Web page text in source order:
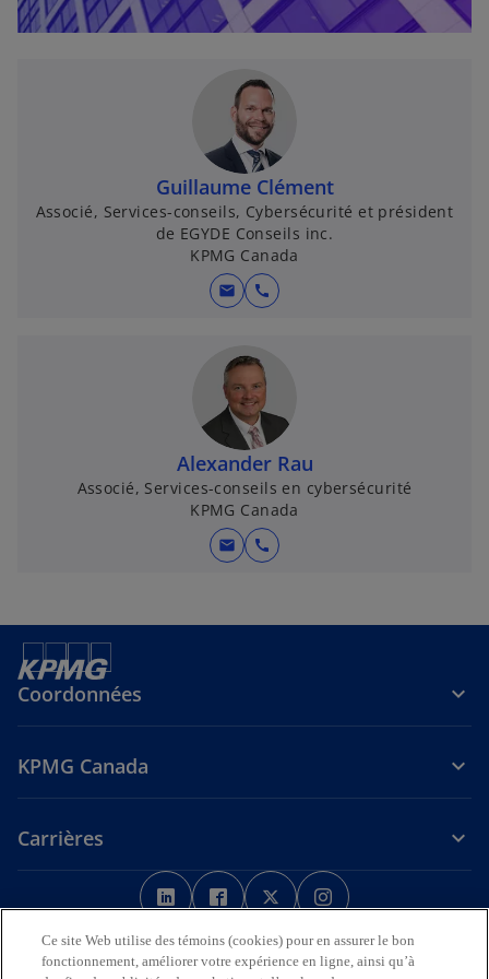
l
e
Guillaume Clément
Associé, Services-conseils, Cybersécurité et président
de EGYDE Conseils inc.
KPMG Canada
mail call
Alexander Rau
Associé, Services-conseils en cybersécurité
KPMG Canada
mail call
Coordonnées
KPMG Canada
Carrières
s
’
o
u
s
’
o
u
s
’
o
u
’
o
u
Avis juridiqueConfidentialité Aide
Ce site Web utilise des témoins (cookies) pour en assurer le bon
fonctionnement, améliorer votre expérience en ligne, ainsi qu’à